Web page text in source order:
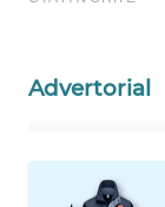
Advertorial
WAHANA
TV
WAHANANEWS
ID